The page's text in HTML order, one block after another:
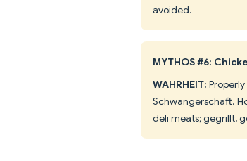
avoided.
MYTHOS #6:
WAHRHEIT:
Schwangerschaft.
deli meats; gegrillt,